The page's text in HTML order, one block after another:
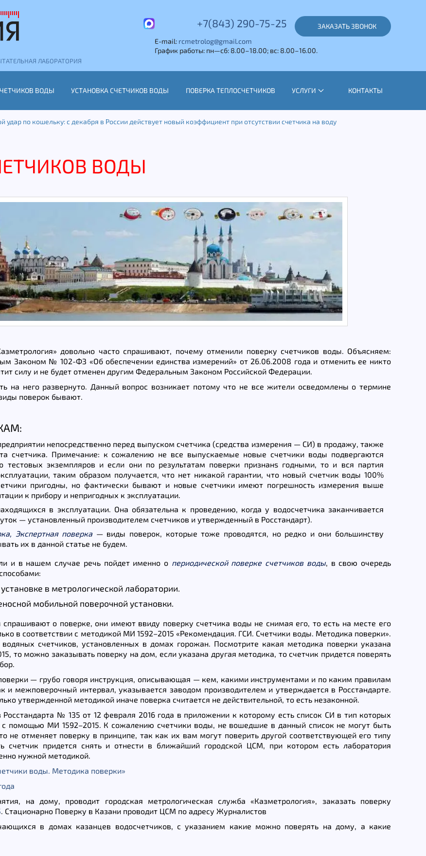
ЛАБОРАТОРИЯ
+7(843) 290-75-25
ЗАКАЗАТЬ ЗВОНОК
E-mail: rcmetrolog@gmail.com
График работы: пн—сб: 8.00–18.00; вc: 8.00–16.00.
ВОДЫ УСТАНОВКА СЧЕТЧИКОВ ВОДЫ ПОВЕРКА ТЕПЛОСЧЕТЧИКОВ УСЛУГИ КОНТАКТЫ
удар по кошельку: с декабря в России действует новый коэффициент при отсутствии счетчика на воду
ВОДЫ
довольно часто спрашивают, почему отменили поверку счетчиков воды. Объясняем:
Законом № 102-ФЗ «Об обеспечении единства измерений» от 26.06.2008 года и отменить ее никто
силу и не будет отменен другим Федеральным Законом Российской Федерации.
на него развернуто. Данный вопрос возникает потому что не все жители осведомлены о термине
поверок бывают.
непосредственно перед выпуском счетчика (средства измерения — СИ) в продажу, также
счетчика. Примечание: к сожалению не все выпускаемые новые счетчики воды подвергаются
тестовых экземпляров и если они по результатам поверки признанs годными, то и вся партия
таким образом получается, что нет никакой гарантии, что новый счетчик воды 100%
пригодны, но фактически бывают и новые счетчики имеют погрешность измерения выше
к прибору и непригодных к эксплуатации.
в эксплуатации. Она обязательна к проведению, когда у водосчетчика заканчивается
— установленный производителем счетчиков и утвержденный в Росстандарт).
Экспертная поверка — виды поверок, которые тоже проводятся, но редко и они большинству
их в данной статье не будем.
и в нашем случае речь пойдет именно о периодической поверке счетчиков воды, в свою очередь
в метрологической лаборатории.
мобильной поверочной установки.
о поверке, они имеют ввиду поверку счетчика воды не снимая его, то есть на месте его
в соответствии с методикой МИ 1592–2015 «Рекомендация. ГСИ. Счетчики воды. Методика поверки».
счетчиков, установленных в домах горожан. Посмотрите какая методика поверки указана
то можно заказывать поверку на дом, если указана другая методика, то счетчик придется поверять
— грубо говоря инструкция, описывающая — кем, какими инструментами и по каким правилам
и межповерочный интервал, указывается заводом производителем и утверждается в Росстандарте.
утвержденной методикой иначе поверка считается не действительной, то есть незаконной.
Росстандарта № 135 от 12 февраля 2016 года в приложении к которому есть список СИ в тип которых
помощью МИ 1592–2015. К сожалению счетчики воды, не вошедшие в данный список не могут быть
не отменяет поверку в принципе, так как их вам могут поверить другой соответствующей его типу
счетчик придется снять и отнести в ближайший городской ЦСМ, при котором есть лаборатория
нужной методикой.
воды. Методика поверки»
на дому, проводит городская метрологическая служба «Казметрология», заказать поверку
. Стационарно Поверку в Казани проводит ЦСМ по адресу Журналистов
в домах казанцев водосчетчиков, с указанием какие можно поверять на дому, а какие